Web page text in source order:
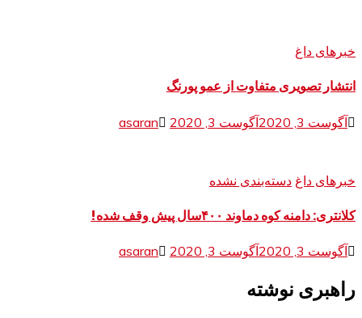
خبرهای داغ
انتشار تصویری متفاوت از عمو پورنگ
آگوست 3, 2020 آگوست 3, 2020 asaran
خبرهای داغ دسته‌بندی نشده
کلانتری: دامنه کوه دماوند ۴۰۰سال پیش وقف شده!
آگوست 3, 2020 آگوست 3, 2020 asaran
راهبری نوشته